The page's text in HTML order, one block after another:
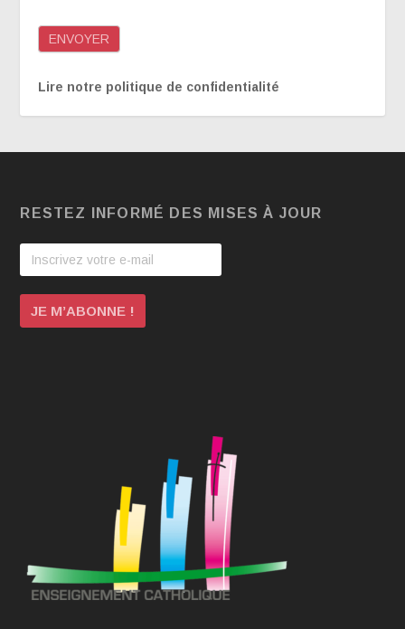
ENVOYER
Lire notre politique de confidentialité
RESTEZ INFORMÉ DES MISES À JOUR